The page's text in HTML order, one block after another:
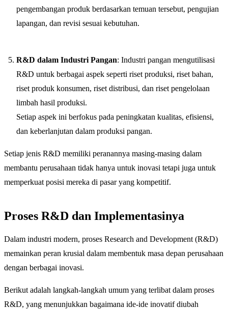
pengembangan produk berdasarkan temuan tersebut, pengujian
lapangan, dan revisi sesuai kebutuhan.
R&D dalam Industri Pangan: Industri pangan mengutilisasi
R&D untuk berbagai aspek seperti riset produksi, riset bahan,
riset produk konsumen, riset distribusi, dan riset pengelolaan
limbah hasil produksi.
Setiap aspek ini berfokus pada peningkatan kualitas, efisiensi,
dan keberlanjutan dalam produksi pangan.
Setiap jenis R&D memiliki peranannya masing-masing dalam
membantu perusahaan tidak hanya untuk inovasi tetapi juga untuk
memperkuat posisi mereka di pasar yang kompetitif.
Proses R&D dan Implementasinya
Dalam industri modern, proses Research and Development (R&D)
memainkan peran krusial dalam membentuk masa depan perusahaan
dengan berbagai inovasi.
Berikut adalah langkah-langkah umum yang terlibat dalam proses
R&D, yang menunjukkan bagaimana ide-ide inovatif diubah